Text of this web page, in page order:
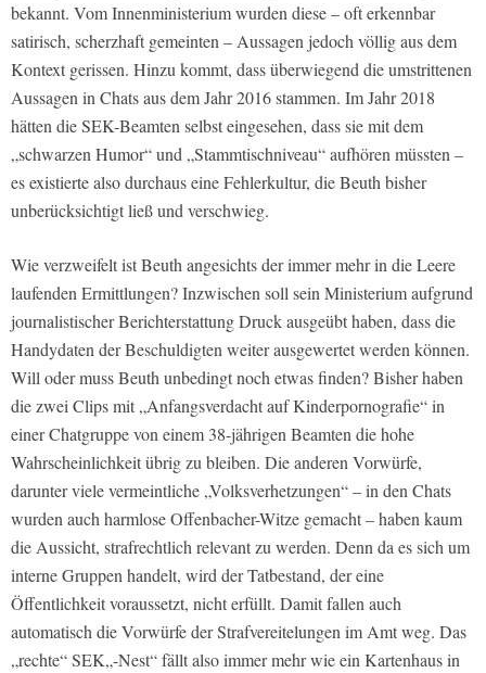
bekannt. Vom Innenministerium wurden diese – oft erkennbar
satirisch, scherzhaft gemeinten – Aussagen jedoch völlig aus dem
Kontext gerissen. Hinzu kommt, dass überwiegend die umstrittenen
Aussagen in Chats aus dem Jahr 2016 stammen. Im Jahr 2018
hätten die SEK-Beamten selbst eingesehen, dass sie mit dem
„schwarzen Humor“ und „Stammtischniveau“ aufhören müssten –
es existierte also durchaus eine Fehlerkultur, die Beuth bisher
unberücksichtigt ließ und verschwieg.
Wie verzweifelt ist Beuth angesichts der immer mehr in die Leere
laufenden Ermittlungen? Inzwischen soll sein Ministerium aufgrund
journalistischer Berichterstattung Druck ausgeübt haben, dass die
Handydaten der Beschuldigten weiter ausgewertet werden können.
Will oder muss Beuth unbedingt noch etwas finden? Bisher haben
die zwei Clips mit „Anfangsverdacht auf Kinderpornografie“ in
einer Chatgruppe von einem 38-jährigen Beamten die hohe
Wahrscheinlichkeit übrig zu bleiben. Die anderen Vorwürfe,
darunter viele vermeintliche „Volksverhetzungen“ – in den Chats
wurden auch harmlose Offenbacher-Witze gemacht – haben kaum
die Aussicht, strafrechtlich relevant zu werden. Denn da es sich um
interne Gruppen handelt, wird der Tatbestand, der eine
Öffentlichkeit voraussetzt, nicht erfüllt. Damit fallen auch
automatisch die Vorwürfe der Strafvereitelungen im Amt weg. Das
„rechte“ SEK„-Nest“ fällt also immer mehr wie ein Kartenhaus in